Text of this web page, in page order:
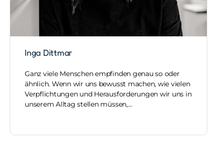
Inga Dittmar
Ganz viele Menschen empfinden genau so oder
ähnlich. Wenn wir uns bewusst machen, wie vielen
Verpflichtungen und Herausforderungen wir uns in
unserem Alltag stellen müssen,…